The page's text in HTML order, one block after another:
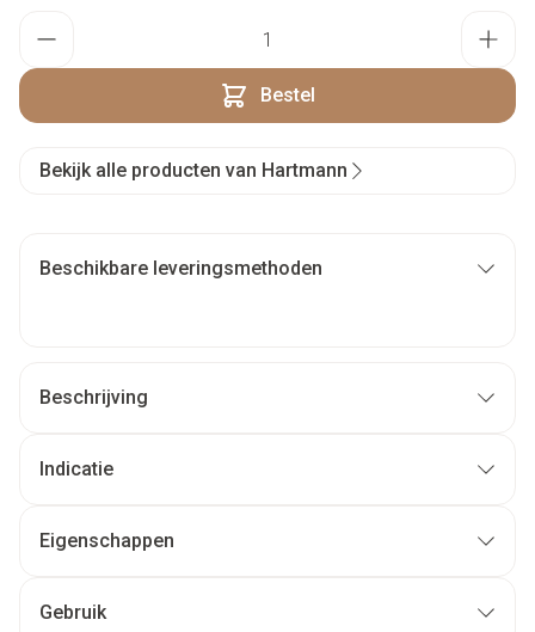
Bestel
Bekijk alle producten van Hartmann
Beschikbare leveringsmethoden
Beschrijving
Indicatie
Eigenschappen
Gebruik